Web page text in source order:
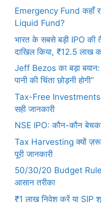
Emergency Fund कहाँ
Liquid Fund?
भारत के सबसे बड़ी IPO की
दाखिल किया, ₹12.5 लाख
Jeff Bezos का बड़ा
पानी की चिंता छोड़नी होगी”
Tax-Free Investments
सही जानकारी
NSE IPO: कौन-कौन
Tax Harvesting क्यों
पूरी जानकारी
50/30/20 Budget
आसान तरीका
₹1 लाख निवेश करें या